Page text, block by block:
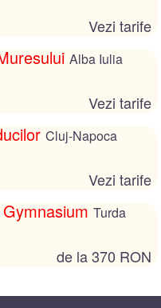
Vezi tarife
Alba Iulia
Vezi tarife
Cluj-Napoca
Vezi tarife
Turda
de la 370 RON